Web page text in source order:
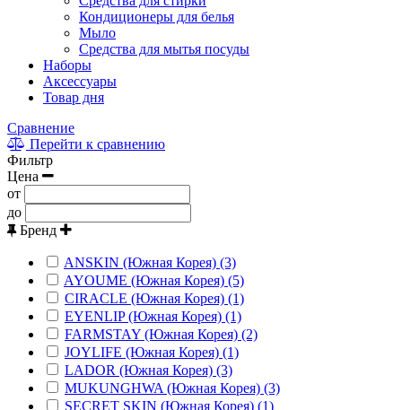
Кондиционеры для белья
Мыло
Средства для мытья посуды
Наборы
Аксессуары
Товар дня
Сравнение
Перейти к сравнению
Фильтр
Цена
от
до
Бренд
ANSKIN (Южная Корея) (3)
AYOUME (Южная Корея) (5)
CIRACLE (Южная Корея) (1)
EYENLIP (Южная Корея) (1)
FARMSTAY (Южная Корея) (2)
JOYLIFE (Южная Корея) (1)
LADOR (Южная Корея) (3)
MUKUNGHWA (Южная Корея) (3)
SECRET SKIN (Южная Корея) (1)